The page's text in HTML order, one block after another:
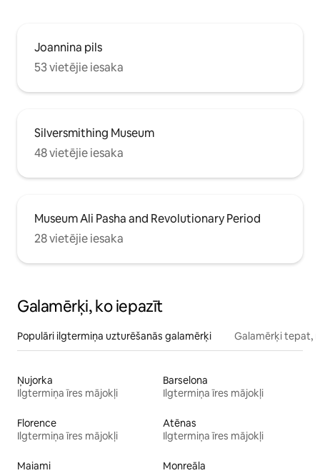
Joannina pils
53 vietējie iesaka
Silversmithing Museum
48 vietējie iesaka
Museum Ali Pasha and Revolutionary Period
28 vietējie iesaka
Galamērķi, ko iepazīt
Populāri ilgtermiņa uzturēšanās galamērķi Galamērķi tepat,
Ņujorka
Ilgtermiņa īres mājokļi
Barselona
Ilgtermiņa īres mājokļi
Florence
Ilgtermiņa īres mājokļi
Atēnas
Ilgtermiņa īres mājokļi
Maiami
Monreāla